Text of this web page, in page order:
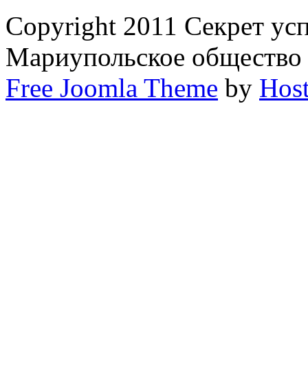
Copyright 2011 Секрет
Мариупольское
Free Joomla Theme by